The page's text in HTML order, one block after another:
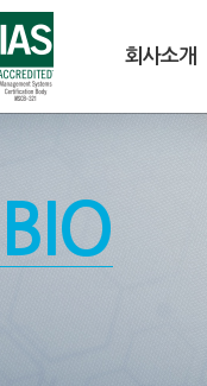
회사소개
BIO